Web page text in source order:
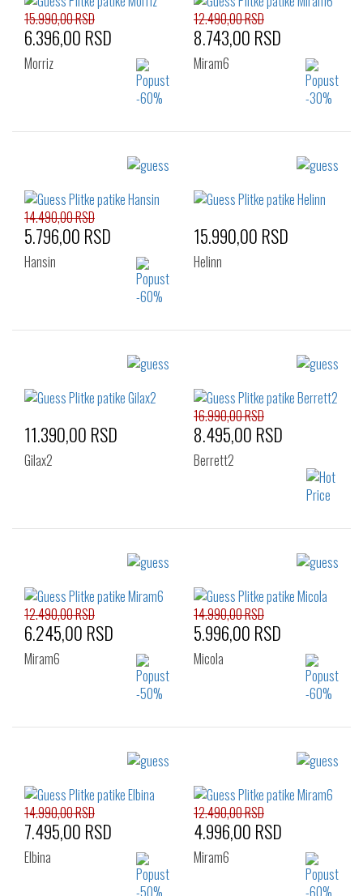
39
40 41
Izaberi željeni broj:
15.990,00 RSD
6.396,00 RSD
Morriz
Izaberi željeni broj:
12.490,00 RSD
8.743,00 RSD
Miram6
Izaberi željeni broj:
14.490,00 RSD
5.796,00 RSD
Hansin
Izaberi željeni broj:
40
41
15.990,00 RSD
Helinn
Izaberi željeni broj:
39
40 41
11.390,00 RSD
Gilax2
Izaberi željeni broj:
16.990,00 RSD
8.495,00 RSD
Berrett2
Izaberi željeni broj:
39
40 41
12.490,00 RSD
6.245,00 RSD
Miram6
Izaberi željeni broj:
14.990,00 RSD
5.996,00 RSD
Micola
14.990,00 RSD
7.495,00 RSD
Elbina
12.490,00 RSD
4.996,00 RSD
Miram6